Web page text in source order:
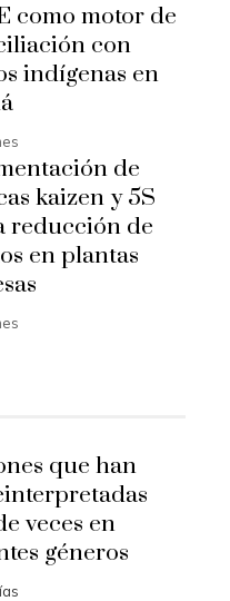
como motor de
con
indígenas en
de
kaizen y 5S
reducción de
en plantas
que han
veces en
géneros